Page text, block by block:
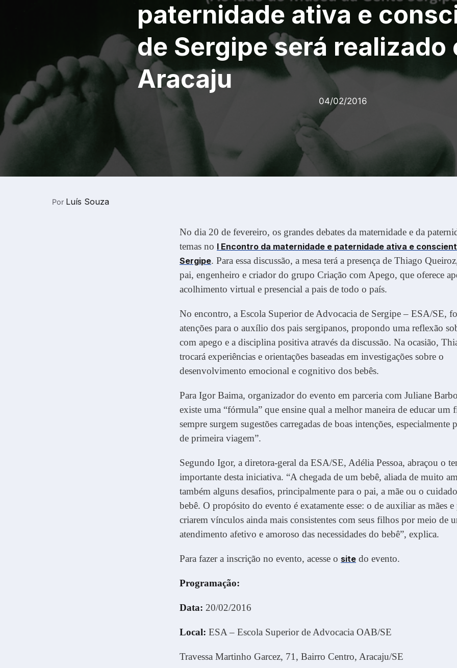
paternidade ativa e
de Sergipe será realizado
Aracaju
04/02/2016
Por Luís Souza
No dia 20 de fevereiro, os grandes debates da maternidade e da
temas no I Encontro da maternidade e paternidade ativa e
Sergipe. Para essa discussão, a mesa terá a presença de Thiago
pai, engenheiro e criador do grupo Criação com Apego, que oferece
acolhimento virtual e presencial a pais de todo o país.
No encontro, a Escola Superior de Advocacia de Sergipe – ESA/SE,
atenções para o auxílio dos pais sergipanos, propondo uma reflexão
com apego e a disciplina positiva através da discussão. Na ocasião,
trocará experiências e orientações baseadas em investigações sobre o
desenvolvimento emocional e cognitivo dos bebês.
Para Igor Baima, organizador do evento em parceria com Juliane
existe uma “fórmula” que ensine qual a melhor maneira de educar um
sempre surgem sugestões carregadas de boas intenções, especialmente
de primeira viagem”.
Segundo Igor, a diretora-geral da ESA/SE, Adélia Pessoa, abraçou o
importante desta iniciativa. “A chegada de um bebê, aliada de muito
também alguns desafios, principalmente para o pai, a mãe ou o
bebê. O propósito do evento é exatamente esse: o de auxiliar as mães e
criarem vínculos ainda mais consistentes com seus filhos por meio de
atendimento afetivo e amoroso das necessidades do bebê”, explica.
Para fazer a inscrição no evento, acesse o site do evento.
Programação:
Data: 20/02/2016
Local: ESA – Escola Superior de Advocacia OAB/SE
Travessa Martinho Garcez, 71, Bairro Centro, Aracaju/SE